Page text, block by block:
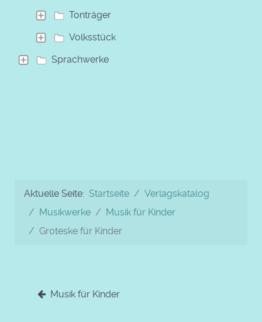
Tonträger
Volksstück
Sprachwerke
Aktuelle Seite: Startseite
Verlagskatalog
Musikwerke
Musik für Kinder
Groteske für Kinder
Musik für Kinder